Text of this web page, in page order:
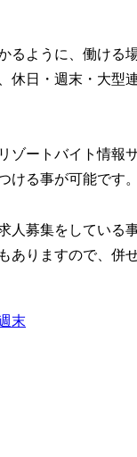
るように、働ける
日・週末・大型
ゾートバイト情報
る事が可能です。
募集をしている
りますので、併
末